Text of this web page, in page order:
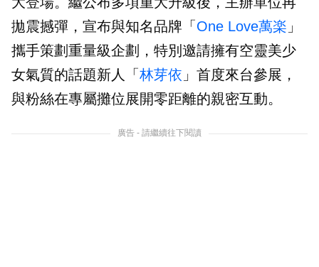
拋震撼彈，宣布與知名品牌「 One Love萬楽 」
攜手策劃重量級企劃，特別邀請擁有空靈美少
女氣質的話題新人「 林芽依 」首度來台參展，
與粉絲在專屬攤位展開零距離的親密互動。
廣告 - 請繼續往下閱讀